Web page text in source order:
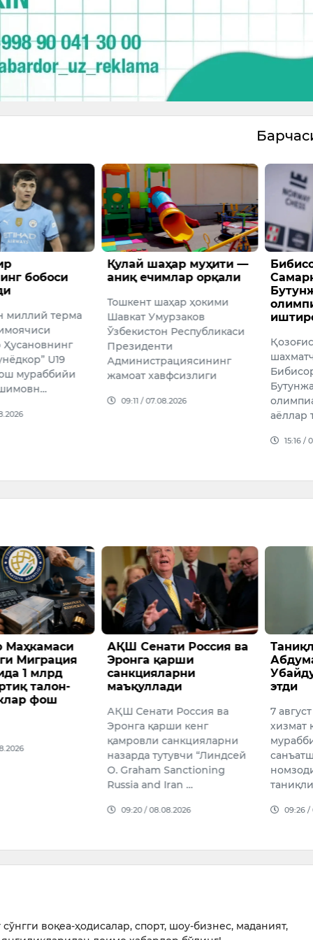
муҳити —
орқали
Республикаси
Бибисора Асаубаева
Самарқанддаги
олимпиадасида
иштирок этади
Қозоғистоннинг етакчи
шахматчиларидан бири
Бибисора Асаубаева 46-
олимпиадасида мамлакат
доллар
Россия ва
Россия ва
“Линдсей
Таниқли актёр
Абдуманнон
Убайдуллаев вафот
этди
7 август куни Ўзбекистонда
хизмат кўрсатган ёшлар
мураббийси,
санъатшунослик фанлари
номзоди, профессор,
таниқли киноактёр, …
09:26 / 08.08.2026
этилди.
воқеа-ҳодисалар, спорт, шоу-бизнес, маданият,